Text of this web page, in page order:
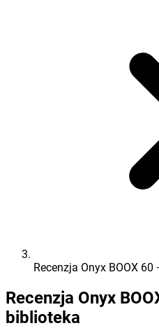
Recenzja Onyx BOOX
Recenzja Onyx
biblioteka